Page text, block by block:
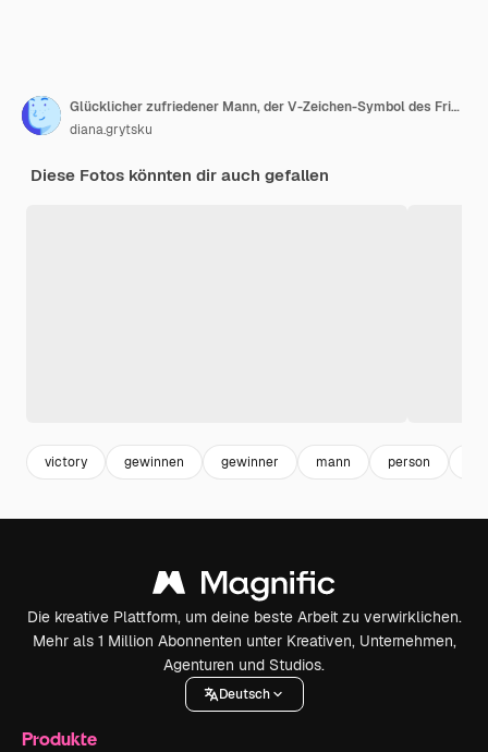
Glücklicher zufriedener Mann, der V-Zeichen-Symbol des Friedens zeigt, mit Fingern, die mit einem zahnigen Lächeln in die Kamera schauen und seinen erfolgreichen Sieg feiern, isoliert auf weißem Hintergrund
diana.grytsku
Diese Fotos könnten dir auch gefallen
victory gewinnen gewinner mann person
Die kreative Plattform, um deine beste Arbeit zu verwirklichen.
Mehr als 1 Million Abonnenten unter Kreativen, Unternehmen,
Agenturen und Studios.
Deutsch
Produkte